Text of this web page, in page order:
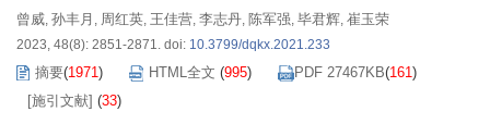
曾威, 孙丰月 , 周红英, 王佳营, 李志丹, 陈军强, 毕君辉, 崔玉荣
2023, 48(8): 2851-2871. doi: 10.3799/dqkx.2021.233
摘要(1971) HTML全文 (995) PDF 27467KB(161)
[施引文献] (33)